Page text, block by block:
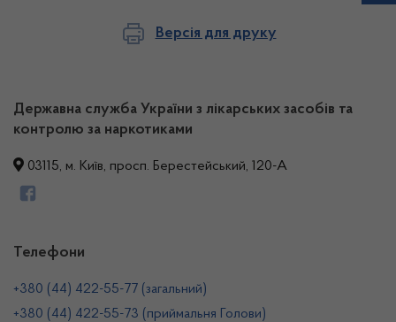
Версія для друку
Державна служба України з лікарських засобів та
контролю за наркотиками
03115, м. Київ, просп. Берестейський, 120-А
Телефони
+380 (44) 422-55-77 (загальний)
+380 (44) 422-55-73 (приймальня Голови)